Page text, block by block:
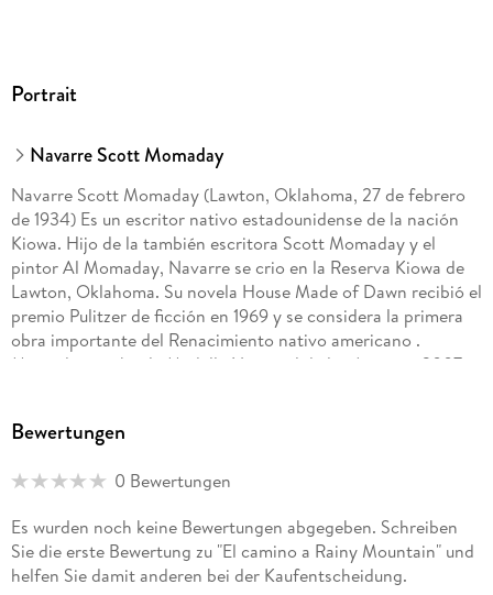
Portrait
Navarre Scott Momaday
Navarre Scott Momaday (Lawton, Oklahoma, 27 de febrero
de 1934) Es un escritor nativo estadounidense de la nación
Kiowa. Hijo de la también escritora Scott Momaday y el
pintor Al Momaday, Navarre se crio en la Reserva Kiowa de
Lawton, Oklahoma. Su novela House Made of Dawn recibió el
premio Pulitzer de ficción en 1969 y se considera la primera
obra importante del Renacimiento nativo americano .
Momaday recibió la Medalla Nacional de las Artes en 2007
Bewertungen
0 Bewertungen
Es wurden noch keine Bewertungen abgegeben. Schreiben
Sie die erste Bewertung zu "El camino a Rainy Mountain" und
helfen Sie damit anderen bei der Kaufentscheidung.